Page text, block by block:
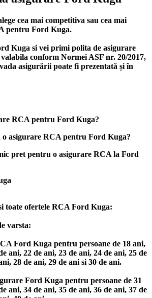
cea mai competitiva sau cea mai
pentru Ford Kuga.
Kuga si vei primi polita de asigurare
conform Normei ASF nr. 20/2017,
asigurării poate fi prezentată și în
RCA pentru Ford Kuga?
asigurare RCA pentru Ford Kuga?
pret pentru o asigurare RCA la Ford
toate ofertele RCA Ford Kuga:
varsta:
Ford Kuga pentru persoane de 18 ani,
ani, 22 de ani, 23 de ani, 24 de ani, 25 de
28 de ani, 29 de ani si 30 de ani.
Ford Kuga pentru persoane de 31
ani, 34 de ani, 35 de ani, 36 de ani, 37 de